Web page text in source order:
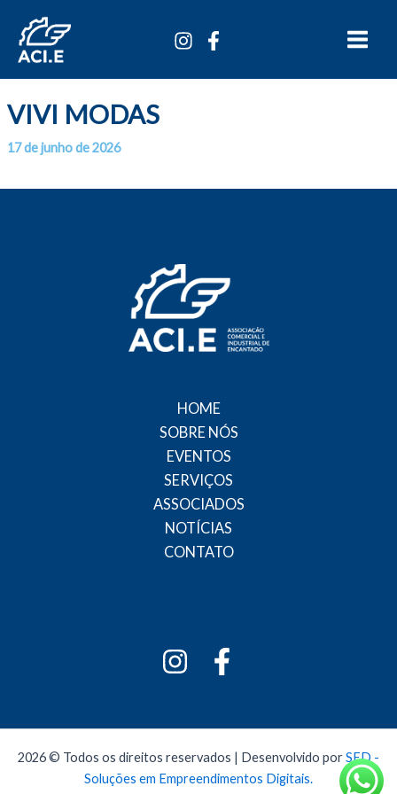
para
Menu
VIVI MODAS
Por
17 de junho de 2026
HOME
SOBRE NÓS
EVENTOS
SERVIÇOS
ASSOCIADOS
NOTÍCIAS
CONTATO
2026 © Todos os direitos reservados | Desenvolvido porSED -
Soluções em Empreendimentos Digitais.